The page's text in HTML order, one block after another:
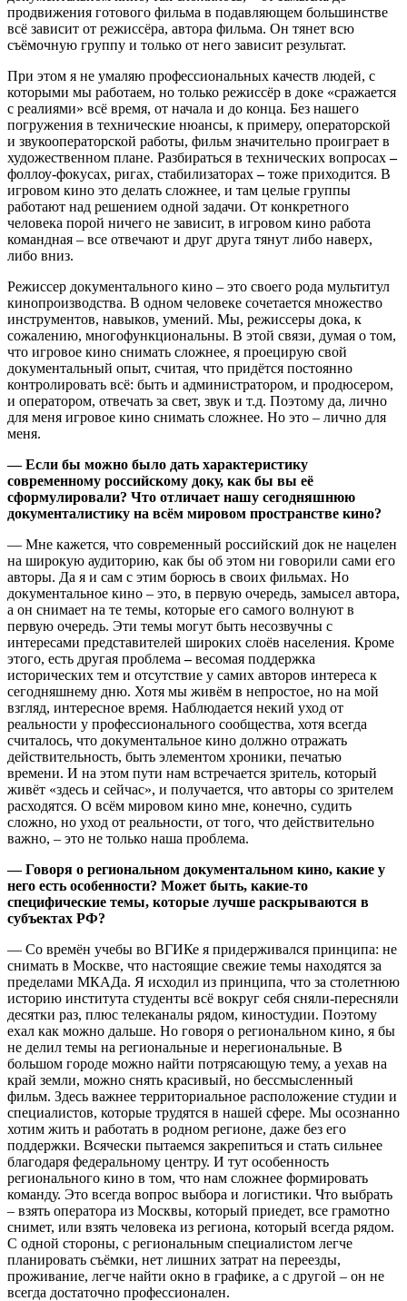
продвижения готового фильма в подавляющем большинстве
всё зависит от режиссёра, автора фильма. Он тянет всю
съёмочную группу и только от него зависит результат.
При этом я не умаляю профессиональных качеств людей, с
которыми мы работаем, но только режиссёр в доке «сражается
с реалиями» всё время, от начала и до конца. Без нашего
погружения в технические нюансы, к примеру, операторской
и звукооператорской работы, фильм значительно проиграет в
художественном плане. Разбираться в технических вопросах–
фоллоу-фокусах, ригах, стабилизаторах–тоже приходится. В
игровом кино это делать сложнее, и там целые группы
работают над решением одной задачи. От конкретного
человека порой ничего не зависит, в игровом кино работа
командная – все отвечают и друг друга тянут либо наверх,
либо вниз.
Режиссер документального кино – это своего рода мультитул
кинопроизводства. В одном человеке сочетается множество
инструментов, навыков, умений. Мы, режиссеры дока, к
сожалению, многофункциональны. В этой связи, думая о том,
что игровое кино снимать сложнее, я проецирую свой
документальный опыт, считая, что придётся постоянно
контролировать всё: быть и администратором, и продюсером,
и оператором, отвечать за свет, звук и т.д. Поэтому да, лично
для меня игровое кино снимать сложнее. Но это – лично для
меня.
— Если бы можно было дать характеристику
современному российскому доку, как бы вы её
сформулировали? Что отличает нашу сегодняшнюю
документалистику на всём мировом пространстве кино?
— Мне кажется, что современный российский док не нацелен
на широкую аудиторию, как бы об этом ни говорили сами его
авторы. Да я и сам с этим борюсь в своих фильмах. Но
документальное кино – это, в первую очередь, замысел автора,
а он снимает на те темы, которые его самого волнуют в
первую очередь. Эти темы могут быть несозвучны с
интересами представителей широких слоёв населения. Кроме
этого, есть другая проблема–весомая поддержка
исторических тем и отсутствие у самих авторов интереса к
сегодняшнему дню. Хотя мы живём в непростое, но на мой
взгляд, интересное время. Наблюдается некий уход от
реальности у профессионального сообщества, хотя всегда
считалось, что документальное кино должно отражать
действительность, быть элементом хроники, печатью
времени. И на этом пути нам встречается зритель, который
живёт «здесь и сейчас», и получается, что авторы со зрителем
расходятся. О всём мировом кино мне, конечно, судить
сложно, но уход от реальности, от того, что действительно
важно, – это не только наша проблема.
— Говоря о региональном документальном кино, какие у
него есть особенности? Может быть, какие-то
специфические темы, которые лучше раскрываются в
субъектах РФ?
— Со времён учебы во ВГИКе я придерживался принципа: не
снимать в Москве, что настоящие свежие темы находятся за
пределами МКАДа. Я исходил из принципа, что за столетнюю
историю института студенты всё вокруг себя сняли-пересняли
десятки раз, плюс телеканалы рядом, киностудии. Поэтому
ехал как можно дальше. Но говоря о региональном кино, я бы
не делил темы на региональные и нерегиональные. В
большом городе можно найти потрясающую тему, а уехав на
край земли, можно снять красивый, но бессмысленный
фильм. Здесь важнее территориальное расположение студии и
специалистов, которые трудятся в нашей сфере. Мы осознанно
хотим жить и работать в родном регионе, даже без его
поддержки. Всячески пытаемся закрепиться и стать сильнее
благодаря федеральному центру. И тут особенность
регионального кино в том, что нам сложнее формировать
команду. Это всегда вопрос выбора и логистики. Что выбрать
– взять оператора из Москвы, который приедет, все грамотно
снимет, или взять человека из региона, который всегда рядом.
С одной стороны, с региональным специалистом легче
планировать съёмки, нет лишних затрат на переезды,
проживание, легче найти окно в графике, а с другой – он не
всегда достаточно профессионален.